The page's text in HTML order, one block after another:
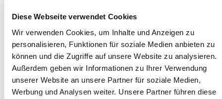
Diese Webseite verwendet Cookies
Wir verwenden Cookies, um Inhalte und Anzeigen zu
personalisieren, Funktionen für soziale Medien anbieten zu
können und die Zugriffe auf unsere Website zu analysieren.
Außerdem geben wir Informationen zu Ihrer Verwendung
unserer Website an unsere Partner für soziale Medien,
Werbung und Analysen weiter. Unsere Partner führen diese
Read more
Aktuelle Infos zur Aufstallungspflicht
für Geflügel